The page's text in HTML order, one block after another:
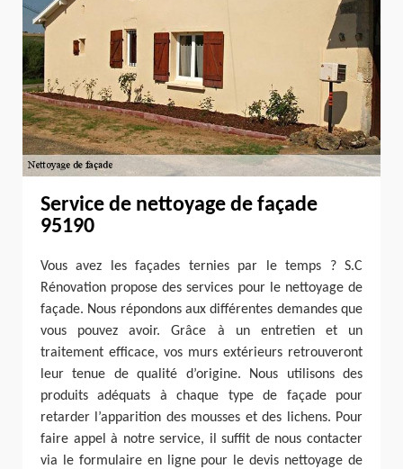
Service de nettoyage de façade
95190
Vous avez les façades ternies par le temps ? S.C
Rénovation propose des services pour le nettoyage de
façade. Nous répondons aux différentes demandes que
vous pouvez avoir. Grâce à un entretien et un
traitement efficace, vos murs extérieurs retrouveront
leur tenue de qualité d’origine. Nous utilisons des
produits adéquats à chaque type de façade pour
retarder l’apparition des mousses et des lichens. Pour
faire appel à notre service, il suffit de nous contacter
via le formulaire en ligne pour le devis nettoyage de